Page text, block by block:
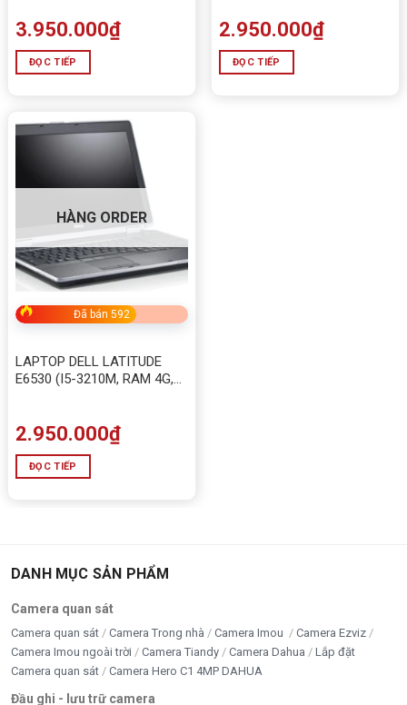
3.950.000₫
ĐỌC TIẾP
2.950.000₫
ĐỌC TIẾP
HÀNG ORDER
Đã bán 592
LAPTOP DELL LATITUDE
E6530 (I5-3210M, RAM 4G,
2.950.000₫
ĐỌC TIẾP
DANH MỤC SẢN PHẨM
Camera quan sát
Camera quan sát Camera Trong nhà Camera Imou
Camera Ezviz
Camera Imou ngoài trời
Camera Tiandy Camera Dahua
Lắp đặt
Camera quan sát
Camera Hero C1 4MP DAHUA
Đầu ghi - lưu trữ camera